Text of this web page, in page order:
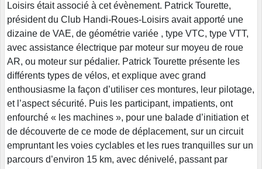
Loisirs était associé à cet évènement. Patrick Tourette,
président du Club Handi-Roues-Loisirs avait apporté une
dizaine de VAE, de géométrie variée , type VTC, type VTT,
avec assistance électrique par moteur sur moyeu de roue
AR, ou moteur sur pédalier. Patrick Tourette présente les
différents types de vélos, et explique avec grand
enthousiasme la façon d’utiliser ces montures, leur pilotage,
et l’aspect sécurité. Puis les participant, impatients, ont
enfourché « les machines », pour une balade d’initiation et
de découverte de ce mode de déplacement, sur un circuit
empruntant les voies cyclables et les rues tranquilles sur un
parcours d’environ 15 km, avec dénivelé, passant par